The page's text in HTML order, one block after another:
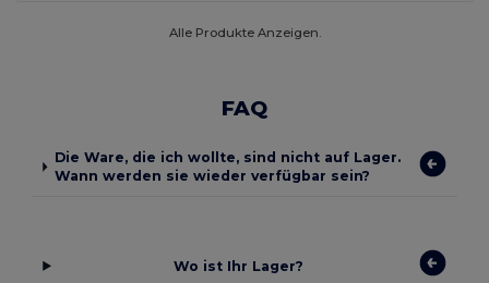
Alle Produkte Anzeigen.
FAQ
Die Ware, die ich wollte, sind nicht auf Lager.
Wann werden sie wieder verfügbar sein?
Wo ist Ihr Lager?